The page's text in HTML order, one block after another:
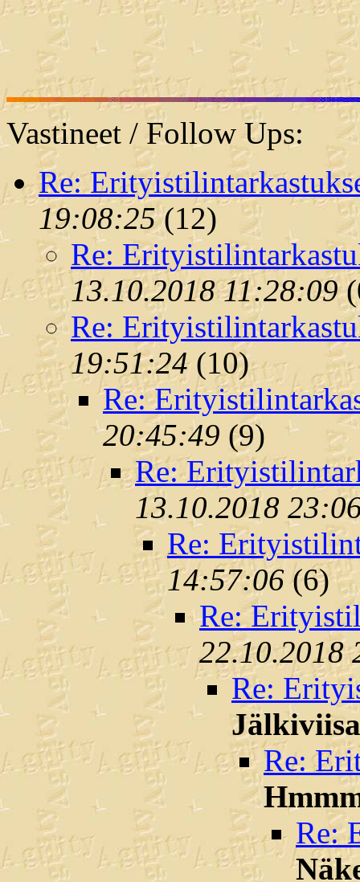
Vastineet / Follow Ups:
Re:
19:08:25(12)
Re:
13.10.2018 11:28:09(
Re:
19:51:24(10)
Re:
20:45:49 (9)
Re:
13.10.2018
Re:
14:57:06 (6)
Re:
22.10.2018
Re:
Re:
Re: